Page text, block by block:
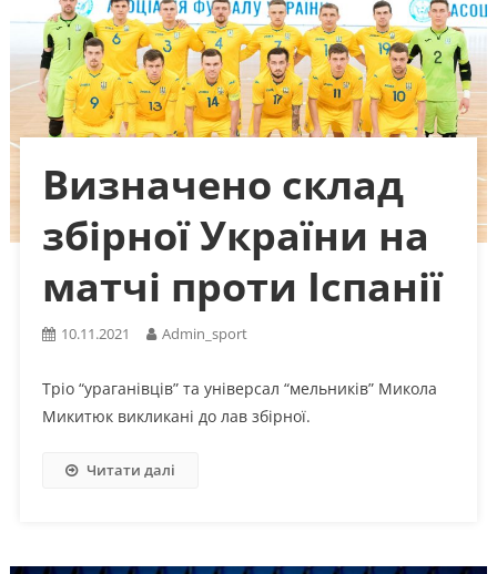
Визначено склад
збірної України на
матчі проти Іспанії
10.11.2021 Admin_sport
Тріо “ураганівців” та універсал “мельників” Микола
Микитюк викликані до лав збірної.
Читати далі